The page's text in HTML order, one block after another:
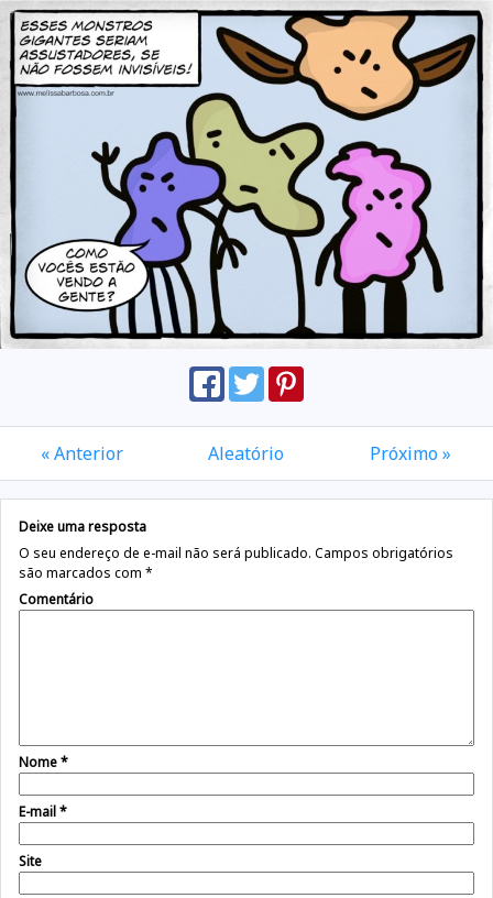
« Anterior Aleatório Próximo »
Deixe uma resposta
O seu endereço de e-mail não será publicado. Campos obrigatórios
são marcados com *
Comentário
Nome*
E-mail*
Site